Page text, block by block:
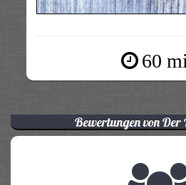
60
Bewertungen von